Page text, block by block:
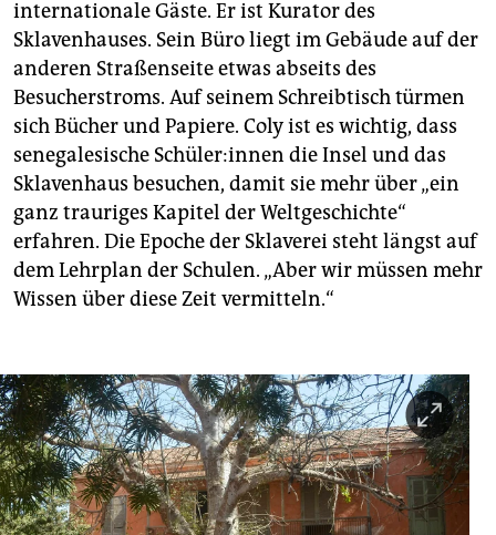
internationale Gäste. Er ist Kurator des
Sklavenhauses. Sein Büro liegt im Gebäude auf der
anderen Straßenseite etwas abseits des
Besucherstroms. Auf seinem Schreibtisch türmen
sich Bücher und Papiere. Coly ist es wichtig, dass
senegalesische Schü­le­r:in­nen die Insel und das
Sklavenhaus besuchen, damit sie mehr über „ein
ganz trauriges Kapitel der Weltgeschichte“
erfahren. Die Epoche der Sklaverei steht längst auf
dem Lehrplan der Schulen. „Aber wir müssen mehr
Wissen über diese Zeit vermitteln.“